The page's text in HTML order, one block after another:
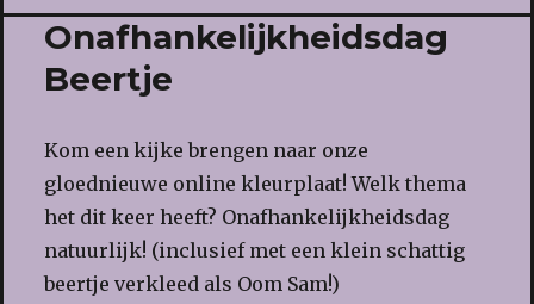
Onafhankelijkheidsdag
Beertje
Kom een kijke brengen naar onze
gloednieuwe online kleurplaat! Welk thema
het dit keer heeft? Onafhankelijkheidsdag
natuurlijk! (inclusief met een klein schattig
beertje verkleed als Oom Sam!)